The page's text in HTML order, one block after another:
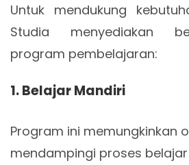
Untuk mendukung
Studia menyediakan
program pembelajaran:
1. Belajar Mandiri
Program ini memungkinkan
mendampingi proses